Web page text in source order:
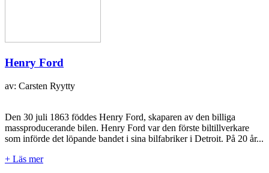
Henry Ford
av: Carsten Ryytty
Den 30 juli 1863 föddes Henry Ford, skaparen av den billiga
massproducerande bilen. Henry Ford var den förste biltillverkare
som införde det löpande bandet i sina bilfabriker i Detroit. På 20 år...
+ Läs mer